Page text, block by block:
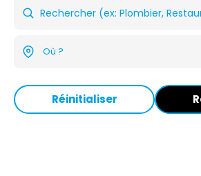
Réinitialiser